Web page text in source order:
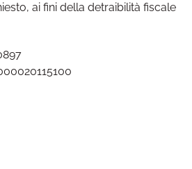
ai fini della detraibilità fiscale